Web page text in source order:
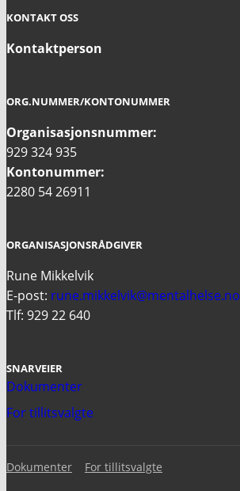
KONTAKT OSS
Kontaktperson
ORG.NUMMER/KONTONUMMER
Organisasjonsnummer:
929 324 935
Kontonummer:
2280 54 26911
ORGANISASJONSRÅDGIVER
Rune Mikkelvik
E-post: rune.mikkelvik@mentalhelse.no
Tlf: 929 22 640
SNARVEIER
Dokumenter
For tillitsvalgte
Dokumenter For tillitsvalgte